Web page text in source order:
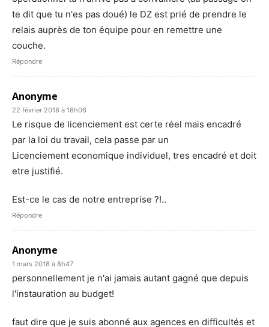
te dit que tu n'es pas doué) le DZ est prié de prendre le
relais auprès de ton équipe pour en remettre une
couche.
Répondre
Anonyme
22 février 2018 à 18h06
Le risque de licenciement est certe rėel mais encadré
par la loi du travail, cela passe par un
Licenciement economique individuel, tres encadré et doit
etre justifié.
Est-ce le cas de notre entreprise ?!..
Répondre
Anonyme
1 mars 2018 à 8h47
personnellement je n'ai jamais autant gagné que depuis
l'instauration au budget!
faut dire que je suis abonné aux agences en difficultés et